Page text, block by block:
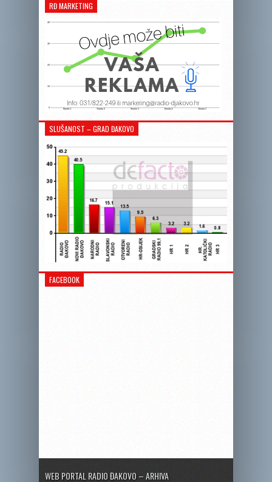
RĐ MARKETING
SLUŠANOST – GRAD ĐAKOVO
FACEBOOK
WEB PORTAL RADIO ĐAKOVO – ARHIVA